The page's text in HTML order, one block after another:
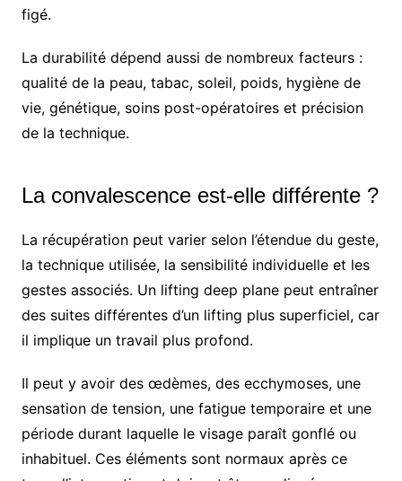
figé.
La durabilité dépend aussi de nombreux facteurs :
qualité de la peau, tabac, soleil, poids, hygiène de
vie, génétique, soins post-opératoires et précision
de la technique.
La convalescence est-elle différente ?
La récupération peut varier selon l’étendue du geste,
la technique utilisée, la sensibilité individuelle et les
gestes associés. Un lifting deep plane peut entraîner
des suites différentes d’un lifting plus superficiel, car
il implique un travail plus profond.
Il peut y avoir des œdèmes, des ecchymoses, une
sensation de tension, une fatigue temporaire et une
période durant laquelle le visage paraît gonflé ou
inhabituel. Ces éléments sont normaux après ce